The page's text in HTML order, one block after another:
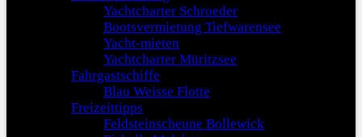
Yachtcharter Schroeder
Bootsvermietung Tiefwarensee
Yacht-mieten
Yachtcharter Müritzsee
Fahrgastschiffe
Blau Weisse Flotte
Freizeittipps
Feldsteinscheune Bollewick